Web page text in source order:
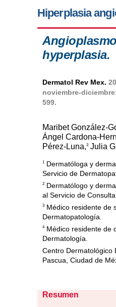
Hiperplasia
hyperplasia.
Dermatol Rev Mex.
noviembre-
599.
Maribet González-
Ángel Cardona-
Pérez-Luna,3 Julia
1
Dermatóloga y
Servicio de
2 Dermatólogo y
al Servicio de Consulta
3 Médico residente de
Dermatopatología.
4Médico residente de
Dermatología.
Centro Dermatológico
Pascua, Ciudad de
Resumen